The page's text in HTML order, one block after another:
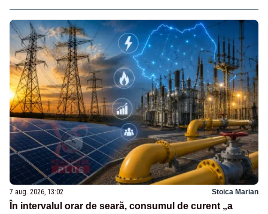
7 aug. 2026, 13:02 Stoica Marian
În intervalul orar de seară, consumul de curent „a